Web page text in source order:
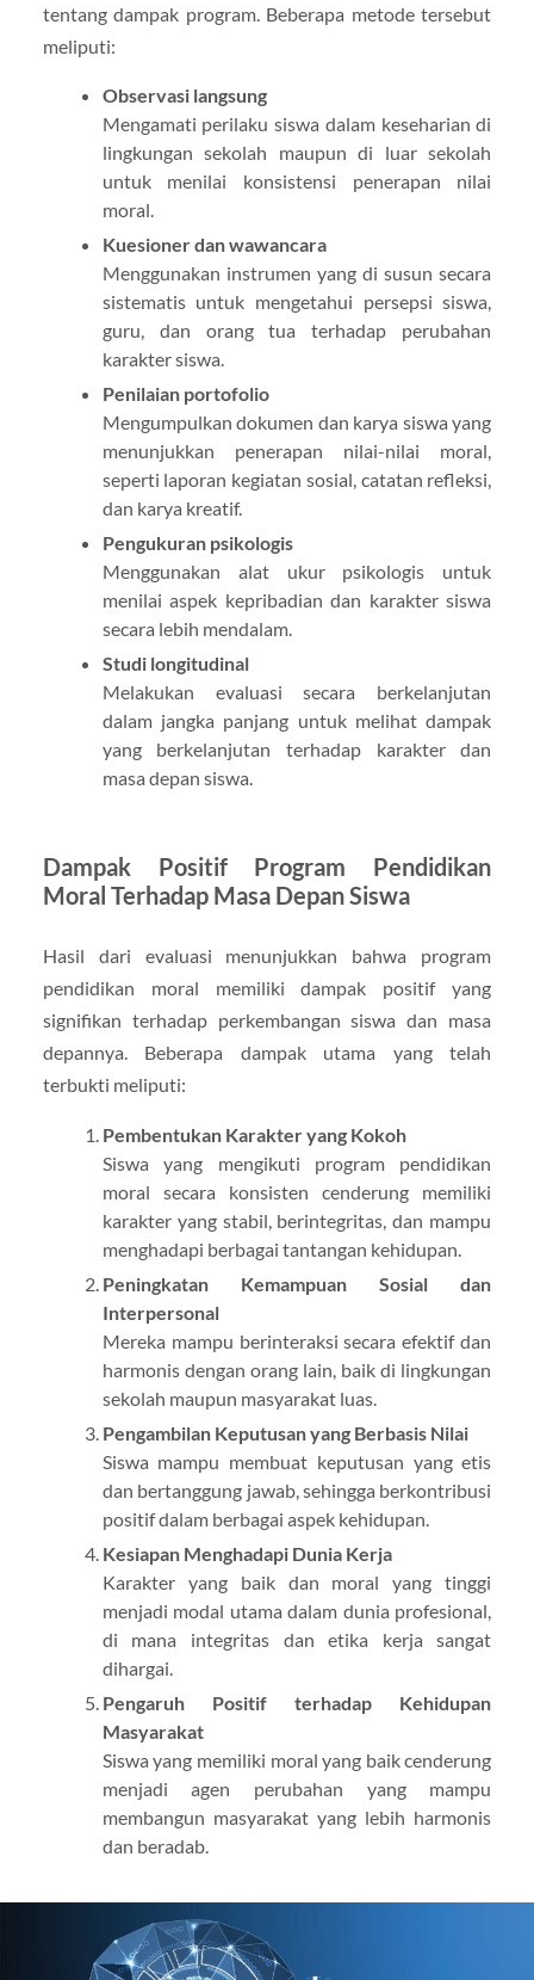
tentang dampak program. Beberapa metode tersebut
meliputi:
Observasi langsung
Mengamati perilaku siswa dalam keseharian di
lingkungan sekolah maupun di luar sekolah
untuk menilai konsistensi penerapan nilai
moral.
Kuesioner dan wawancara
Menggunakan instrumen yang di susun secara
sistematis untuk mengetahui persepsi siswa,
guru, dan orang tua terhadap perubahan
karakter siswa.
Penilaian portofolio
Mengumpulkan dokumen dan karya siswa yang
menunjukkan penerapan nilai-nilai moral,
seperti laporan kegiatan sosial, catatan refleksi,
dan karya kreatif.
Pengukuran psikologis
Menggunakan alat ukur psikologis untuk
menilai aspek kepribadian dan karakter siswa
secara lebih mendalam.
Studi longitudinal
Melakukan evaluasi secara berkelanjutan
dalam jangka panjang untuk melihat dampak
yang berkelanjutan terhadap karakter dan
masa depan siswa.
Dampak Positif Program Pendidikan
Moral Terhadap Masa Depan Siswa
Hasil dari evaluasi menunjukkan bahwa program
pendidikan moral memiliki dampak positif yang
signifikan terhadap perkembangan siswa dan masa
depannya. Beberapa dampak utama yang telah
terbukti meliputi:
Pembentukan Karakter yang Kokoh
Siswa yang mengikuti program pendidikan
moral secara konsisten cenderung memiliki
karakter yang stabil, berintegritas, dan mampu
menghadapi berbagai tantangan kehidupan.
Peningkatan Kemampuan Sosial dan
Interpersonal
Mereka mampu berinteraksi secara efektif dan
harmonis dengan orang lain, baik di lingkungan
sekolah maupun masyarakat luas.
Pengambilan Keputusan yang Berbasis Nilai
Siswa mampu membuat keputusan yang etis
dan bertanggung jawab, sehingga berkontribusi
positif dalam berbagai aspek kehidupan.
Kesiapan Menghadapi Dunia Kerja
Karakter yang baik dan moral yang tinggi
menjadi modal utama dalam dunia profesional,
di mana integritas dan etika kerja sangat
dihargai.
Pengaruh Positif terhadap Kehidupan
Masyarakat
Siswa yang memiliki moral yang baik cenderung
menjadi agen perubahan yang mampu
membangun masyarakat yang lebih harmonis
dan beradab.